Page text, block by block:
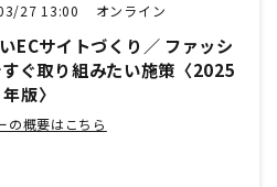
27 13:00 オンライン
ECサイトづくり／ ファッシ
ぐ取り組みたい施策〈2025
年版〉
の概要はこちら